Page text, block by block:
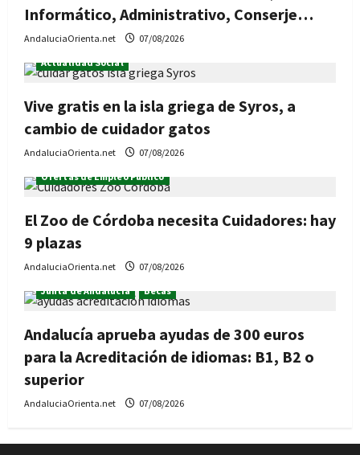
Informático, Administrativo, Conserje…
AndaluciaOrienta.net
07/08/2026
Actualidad Social
Vive gratis en la isla griega de Syros, a
cambio de cuidador gatos
AndaluciaOrienta.net
07/08/2026
Ofertas de Empleo Público
El Zoo de Córdoba necesita Cuidadores: hay
9 plazas
AndaluciaOrienta.net
07/08/2026
Junta de Andalucía
Becas
Andalucía aprueba ayudas de 300 euros
para la Acreditación de idiomas: B1, B2 o
superior
AndaluciaOrienta.net 07/08/2026